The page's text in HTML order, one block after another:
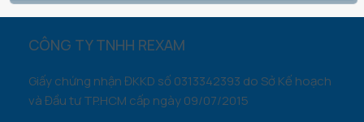
CÔNG TY TNHH REXAM
Giấy chứng nhận ĐKKD số 0313342393 do Sở Kế hoạch
và Đầu tư TP.HCM cấp ngày 09/07/2015